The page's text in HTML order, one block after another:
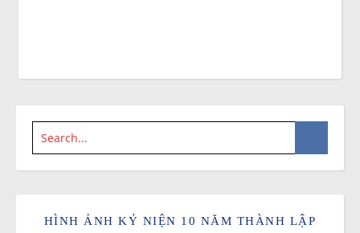
HÌNH ẢNH KỶ NIỆN 10 NĂM THÀNH LẬP